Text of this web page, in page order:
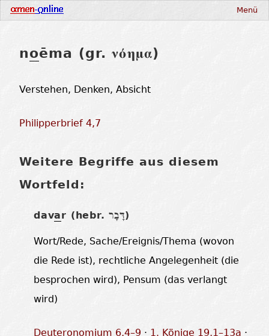
noēma (gr.νόημα)
Verstehen, Denken, Absicht
Philipperbrief 4,7
Weitere Begriffe aus diesem
Wortfeld:
davar (hebr.דָּבָר)
Wort/Rede, Sache/Ereignis/Thema (wovon
die Rede ist), rechtliche Angelegenheit (die
besprochen wird), Pensum (das verlangt
wird)
Deuteronomium 6,4–9 · 1. Könige 19,1–13a ·
Menü